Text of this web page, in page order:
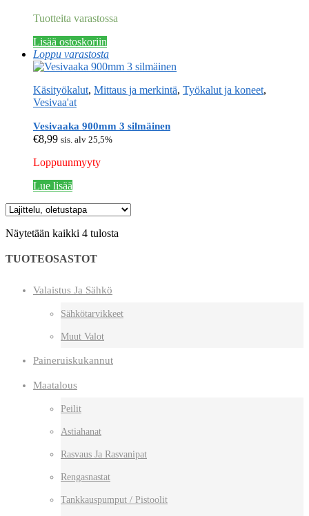
Tuotteita varastossa
Lisää ostoskoriin
Loppu varastosta
Käsityökalut, Mittaus ja merkintä, Työkalut ja koneet,
Vesivaa'at
Vesivaaka 900mm 3 silmäinen
€8,99 sis. alv 25,5%
Loppuunmyyty
Lue lisää
Näytetään kaikki 4 tulosta
TUOTEOSASTOT
Valaistus Ja Sähkö
Sähkötarvikkeet
Muut Valot
Paineruiskukannut
Maatalous
Peilit
Astiahanat
Rasvaus Ja Rasvanipat
Rengasnastat
Tankkauspumput / Pistoolit